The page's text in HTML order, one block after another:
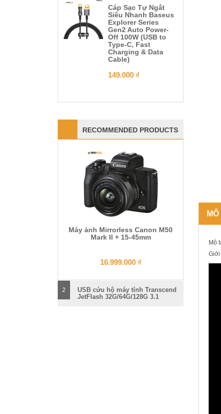
Cáp Sạc Tự Ngắt
Siêu Nhanh Baseus
Explorer Series
Gen2 Auto Power-
Off 100W (USB to
Type-C, Fast
Charging & Data
Cable)
149.000 ₫
RECOMMENDED PRODUCTS
Máy ảnh Mirrorless Canon M50
Mark II + 15-45mm
16.999.000 ₫
2
USB cứu hộ máy tính Transcend
JetFlash 32G/64G/128G 3.1
Mô
Giới